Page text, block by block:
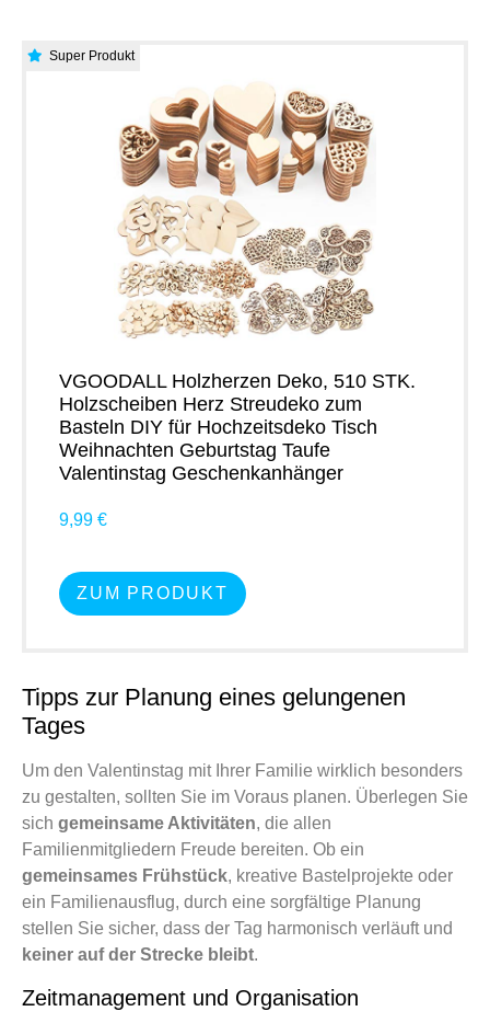
VGOODALL Holzherzen Deko, 510 STK.
Holzscheiben Herz Streudeko zum
Basteln DIY für Hochzeitsdeko Tisch
Weihnachten Geburtstag Taufe
Valentinstag Geschenkanhänger
9,99 €
ZUM PRODUKT
Super Produkt
Tipps zur Planung eines gelungenen
Tages
Um den Valentinstag mit Ihrer Familie wirklich besonders
zu gestalten, sollten Sie im Voraus planen. Überlegen Sie
sich gemeinsame Aktivitäten, die allen
Familienmitgliedern Freude bereiten. Ob ein
gemeinsames Frühstück, kreative Bastelprojekte oder
ein Familienausflug, durch eine sorgfältige Planung
stellen Sie sicher, dass der Tag harmonisch verläuft und
keiner auf der Strecke bleibt.
Zeitmanagement und Organisation